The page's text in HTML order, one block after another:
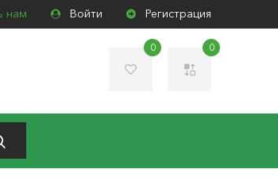
нам Войти Регистрация
0 0